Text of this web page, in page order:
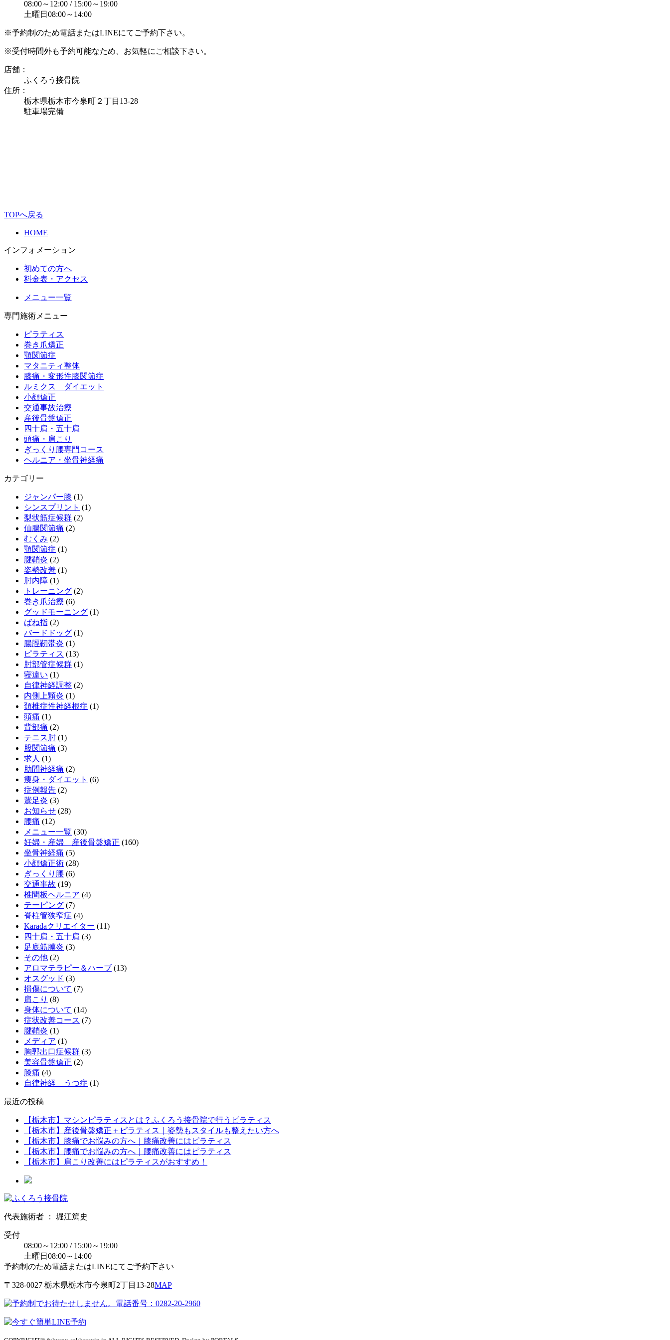
08:00～12:00 / 15:00～19:00
土曜日08:00～14:00
※予約制のため電話またはLINEにてご予約下さい。
※受付時間外も予約可能なため、お気軽にご相談下さい。
店舗：
ふくろう接骨院
住所：
栃木県栃木市今泉町２丁目13-28
駐車場完備
TOPへ戻る
HOME
インフォメーション
初めての方へ
料金表・アクセス
メニュー一覧
専門施術メニュー
ピラティス
巻き爪矯正
顎関節症
マタニティ整体
膝痛・変形性膝関節症
ルミクス ダイエット
小顔矯正
交通事故治療
産後骨盤矯正
四十肩・五十肩
頭痛・肩こり
ぎっくり腰専門コース
ヘルニア・坐骨神経痛
カテゴリー
ジャンパー膝 (1)
シンスプリント (1)
梨状筋症候群 (2)
仙腸関節痛 (2)
むくみ (2)
顎関節症 (1)
腱鞘炎 (2)
姿勢改善 (1)
肘内障 (1)
トレーニング (2)
巻き爪治療 (6)
グッドモーニング (1)
ばね指 (2)
バードドッグ (1)
腸脛靭帯炎 (1)
ピラティス (13)
肘部管症候群 (1)
寝違い (1)
自律神経調整 (2)
内側上顆炎 (1)
頚椎症性神経根症 (1)
頭痛 (1)
背部痛 (2)
テニス肘 (1)
股関節痛 (3)
求人 (1)
肋間神経痛 (2)
痩身・ダイエット (6)
症例報告 (2)
鵞足炎 (3)
お知らせ (28)
腰痛 (12)
メニュー一覧 (30)
妊婦・産婦 産後骨盤矯正 (160)
坐骨神経痛 (5)
小顔矯正術 (28)
ぎっくり腰 (6)
交通事故 (19)
椎間板ヘルニア (4)
テーピング (7)
脊柱管狭窄症 (4)
Karadaクリエイター (11)
四十肩・五十肩 (3)
足底筋膜炎 (3)
その他 (2)
アロマテラピー＆ハーブ (13)
オスグッド (3)
損傷について (7)
肩こり (8)
身体について (14)
症状改善コース (7)
腱鞘炎 (1)
メディア (1)
胸郭出口症候群 (3)
美容骨盤矯正 (2)
膝痛 (4)
自律神経 うつ症 (1)
最近の投稿
【栃木市】マシンピラティスとは？ふくろう接骨院で行うピラティス
【栃木市】産後骨盤矯正＋ピラティス｜姿勢もスタイルも整えたい方へ
【栃木市】膝痛でお悩みの方へ｜膝痛改善にはピラティス
【栃木市】腰痛でお悩みの方へ｜腰痛改善にはピラティス
【栃木市】肩こり改善にはピラティスがおすすめ！
代表施術者 ： 堀江篤史
受付
08:00～12:00 / 15:00～19:00
土曜日08:00～14:00
予約制のため電話またはLINEにてご予約下さい
〒328-0027 栃⽊県栃⽊市今泉町2丁目13-28MAP